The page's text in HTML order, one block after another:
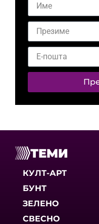
ТЕМИ
КУЛТ-АРТ
БУНТ
ЗЕЛЕНО
СВЕСНО